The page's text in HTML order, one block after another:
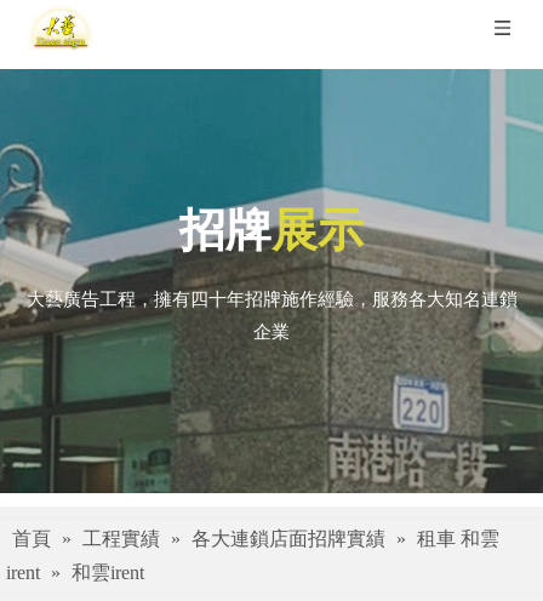
招牌展示
大藝廣告工程，擁有四十年招牌施作經驗，服務各大知名連鎖
企業
首頁 » 工程實績 » 各大連鎖店面招牌實績 » 租車 和雲
irent » 和雲irent